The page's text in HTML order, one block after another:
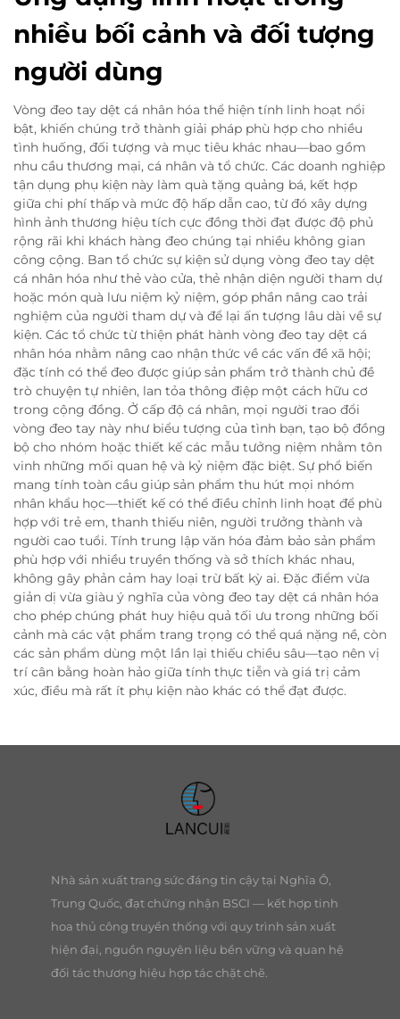
nhiều bối cảnh và đối tượng
người dùng
Vòng đeo tay dệt cá nhân hóa thể hiện tính linh hoạt nổi
bật, khiến chúng trở thành giải pháp phù hợp cho nhiều
tình huống, đối tượng và mục tiêu khác nhau—bao gồm
nhu cầu thương mại, cá nhân và tổ chức. Các doanh nghiệp
tận dụng phụ kiện này làm quà tặng quảng bá, kết hợp
giữa chi phí thấp và mức độ hấp dẫn cao, từ đó xây dựng
hình ảnh thương hiệu tích cực đồng thời đạt được độ phủ
rộng rãi khi khách hàng đeo chúng tại nhiều không gian
công cộng. Ban tổ chức sự kiện sử dụng vòng đeo tay dệt
cá nhân hóa như thẻ vào cửa, thẻ nhận diện người tham dự
hoặc món quà lưu niệm kỷ niệm, góp phần nâng cao trải
nghiệm của người tham dự và để lại ấn tượng lâu dài về sự
kiện. Các tổ chức từ thiện phát hành vòng đeo tay dệt cá
nhân hóa nhằm nâng cao nhận thức về các vấn đề xã hội;
đặc tính có thể đeo được giúp sản phẩm trở thành chủ đề
trò chuyện tự nhiên, lan tỏa thông điệp một cách hữu cơ
trong cộng đồng. Ở cấp độ cá nhân, mọi người trao đổi
vòng đeo tay này như biểu tượng của tình bạn, tạo bộ đồng
bộ cho nhóm hoặc thiết kế các mẫu tưởng niệm nhằm tôn
vinh những mối quan hệ và kỷ niệm đặc biệt. Sự phổ biến
mang tính toàn cầu giúp sản phẩm thu hút mọi nhóm
nhân khẩu học—thiết kế có thể điều chỉnh linh hoạt để phù
hợp với trẻ em, thanh thiếu niên, người trưởng thành và
người cao tuổi. Tính trung lập văn hóa đảm bảo sản phẩm
phù hợp với nhiều truyền thống và sở thích khác nhau,
không gây phản cảm hay loại trừ bất kỳ ai. Đặc điểm vừa
giản dị vừa giàu ý nghĩa của vòng đeo tay dệt cá nhân hóa
cho phép chúng phát huy hiệu quả tối ưu trong những bối
cảnh mà các vật phẩm trang trọng có thể quá nặng nề, còn
các sản phẩm dùng một lần lại thiếu chiều sâu—tạo nên vị
trí cân bằng hoàn hảo giữa tính thực tiễn và giá trị cảm
xúc, điều mà rất ít phụ kiện nào khác có thể đạt được.
Nhà sản xuất trang sức đáng tin cậy tại Nghĩa Ô,
Trung Quốc, đạt chứng nhận BSCI — kết hợp tinh
hoa thủ công truyền thống với quy trình sản xuất
hiện đại, nguồn nguyên liệu bền vững và quan hệ
đối tác thương hiệu hợp tác chặt chẽ.